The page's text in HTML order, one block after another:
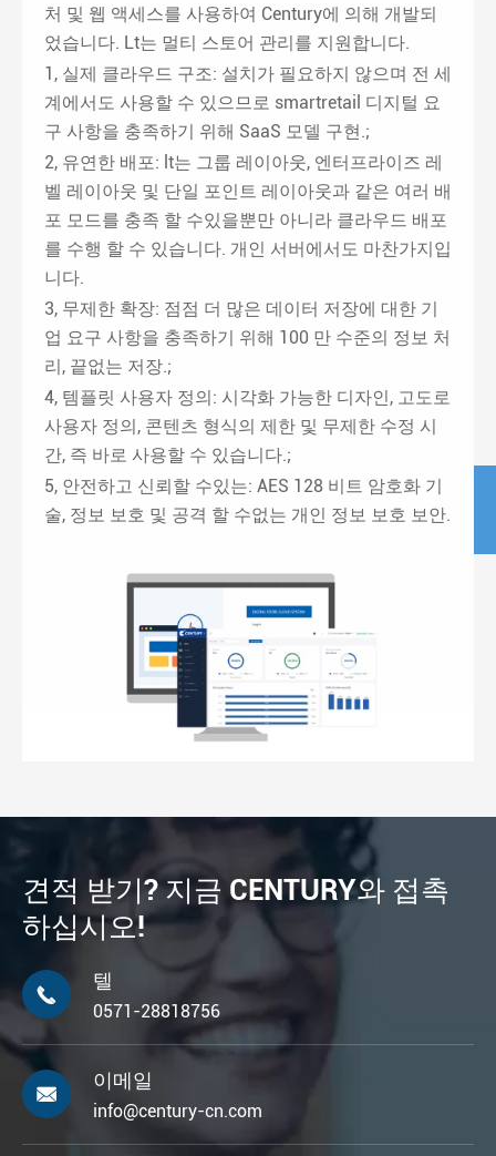
처 및 웹 액세스를 사용하여 Century에 의해 개발되
었습니다. Lt는 멀티 스토어 관리를 지원합니다.
1, 실제 클라우드 구조: 설치가 필요하지 않으며 전 세
계에서도 사용할 수 있으므로 smartretail 디지털 요
구 사항을 충족하기 위해 SaaS 모델 구현.;
2, 유연한 배포: lt는 그룹 레이아웃, 엔터프라이즈 레
벨 레이아웃 및 단일 포인트 레이아웃과 같은 여러 배
포 모드를 충족 할 수있을뿐만 아니라 클라우드 배포
를 수행 할 수 있습니다. 개인 서버에서도 마찬가지입
니다.
3, 무제한 확장: 점점 더 많은 데이터 저장에 대한 기
업 요구 사항을 충족하기 위해 100 만 수준의 정보 처
리, 끝없는 저장.;
4, 템플릿 사용자 정의: 시각화 가능한 디자인, 고도로
사용자 정의, 콘텐츠 형식의 제한 및 무제한 수정 시
간, 즉 바로 사용할 수 있습니다.;
5, 안전하고 신뢰할 수있는: AES 128 비트 암호화 기
술, 정보 보호 및 공격 할 수없는 개인 정보 보호 보안.
견적 받기? 지금 CENTURY와 접촉
하십시오!

텔
0571-28818756

이메일
info@century-cn.com